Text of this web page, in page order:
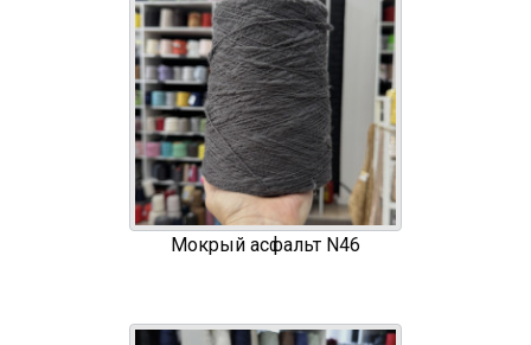
Мокрый асфальт N46